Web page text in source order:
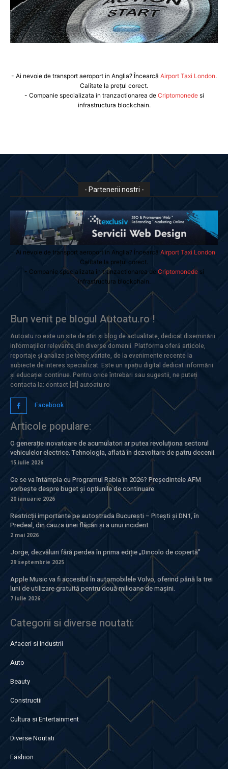
- Ai nevoie de transport aeroport in Anglia? Încearcă Airport Taxi London.
Calitate la prețul corect.
- Companie specializata in tranzactionarea de Criptomonedesi
infrastructura blockchain.
- Partenerii nostri -
- Ai nevoie de transport aeroport in Anglia? Încearcă Airport Taxi London
Calitate la prețul corect.
- Companie specializata in tranzactionarea de Criptomonedesi
infrastructura blockchain.
Bun venit pe blogul Autoatu.ro !
Autoatu.ro este un site de știri și blog de actualitate, dedicat diseminării
informațiilor relevante din diverse domenii. Platforma oferă articole,
reportaje și analize pe teme variate, de la evenimente recente la
subiecte de interes specializat. Este un spațiu digital dedicat informării
și educației continue. Pentru orice întrebări sau sugestii, ne puteți
contacta la: contact [at] autoatu.ro
Facebook
Articole populare:
O generație inovatoare de acumulatori ar putea revoluționa sectorul
vehiculelor electrice. Tehnologia, aflată în dezvoltare de patru decenii.
15 iulie 2026
Ce se va întâmpla cu Programul Rabla în 2026? Președintele AFM
vorbește despre buget și opțiunile de continuare.
20 ianuarie 2026
Restricții importante pe autostrada București – Pitești și DN1, în
Predeal, din cauza unei flăcări și a unui incident
2 mai 2026
Jorge, dezvăluiri fără perdea în prima ediție „Dincolo de copertă”
29 septembrie 2025
Apple Music va fi accesibil în automobilele Volvo, oferind până la trei
luni de utilizare gratuită pentru două milioane de mașini.
7 iulie 2026
Categorii si diverse noutati:
Afaceri si Industrii
Auto
Beauty
Constructii
Cultura si Entertainment
Diverse Noutati
Fashion